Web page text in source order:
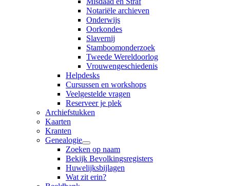
Notariële archieven
Onderwijs
Oorkondes
Slavernij
Stamboomonderzoek
Tweede Wereldoorlog
Vrouwengeschiedenis
Helpdesks
Cursussen en workshops
Veelgestelde vragen
Reserveer je plek
Archiefstukken
Kaarten
Kranten
Genealogie
Zoeken op naam
Bekijk Bevolkingsregisters
Huwelijksbijlagen
Wat zit erin?